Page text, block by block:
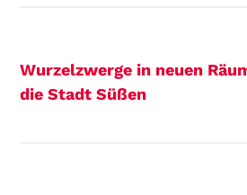
Wurzelzwerge in neuen
die Stadt Süßen